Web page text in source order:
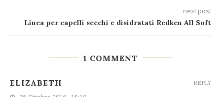
next post
Linea per capelli secchi e disidratati Redken All Soft
1 COMMENT
ELIZABETH REPLY